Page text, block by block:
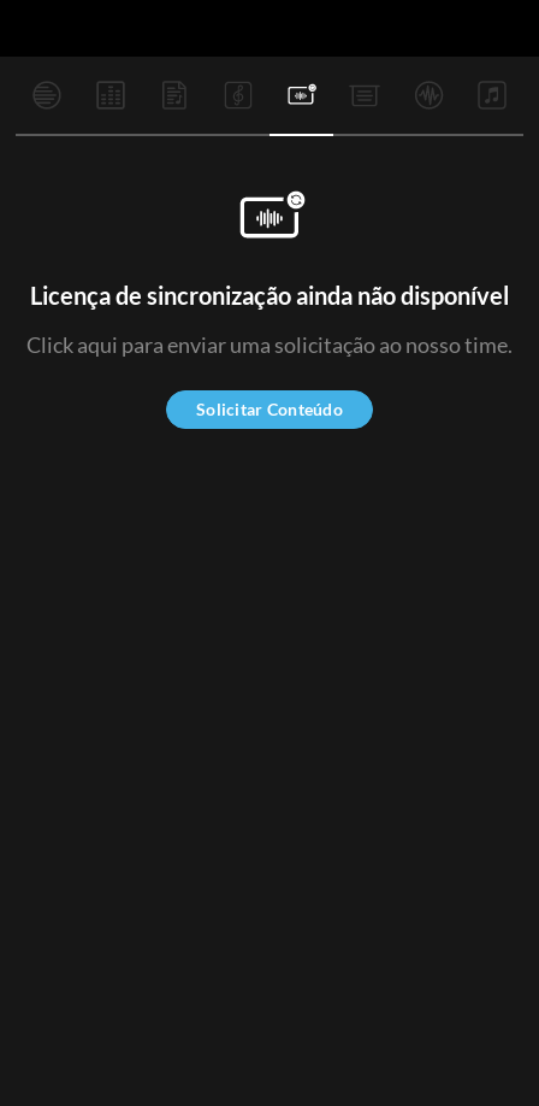
Licença de sincronização ainda não disponível
Click aqui para enviar uma solicitação ao nosso time.
Solicitar Conteúdo